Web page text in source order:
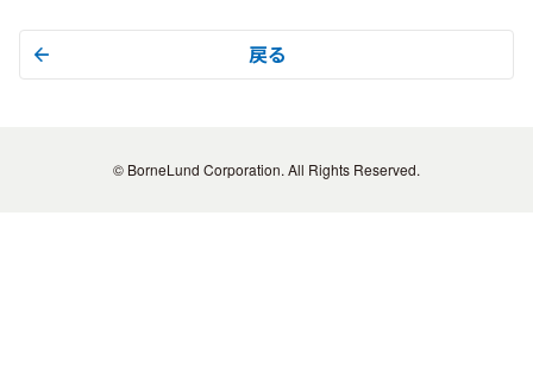
戻る
© BorneLund Corporation. All Rights Reserved.